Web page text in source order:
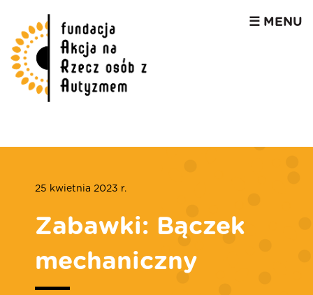
☰ MENU
25 kwietnia 2023 r.
Zabawki: Bączek
mechaniczny